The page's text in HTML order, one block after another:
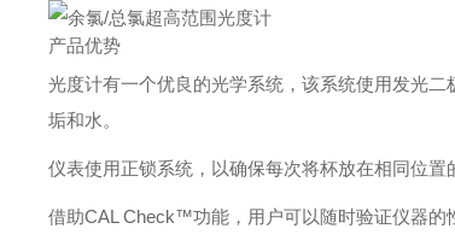
产品优势
光度计有一个优良的光学系统，该系统使用发光
垢和水。
仪表使用正锁系统，以确保每次将杯放在相同位置
借助CAL Check™功能，用户可以随时验证仪器的